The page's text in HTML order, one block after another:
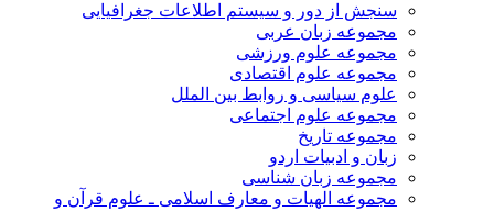
سنجش از دور و سیستم اطلاعات جغرافیایی
مجموعه زبان عربی
مجموعه علوم ورزشی
مجموعه علوم اقتصادی
علوم سیاسی و روابط بین الملل
مجموعه علوم اجتماعی
مجموعه تاریخ
زبان و ادبیات اردو
مجموعه زبان شناسی
مجموعه الهیات و معارف اسلامی ـ علوم قرآن و